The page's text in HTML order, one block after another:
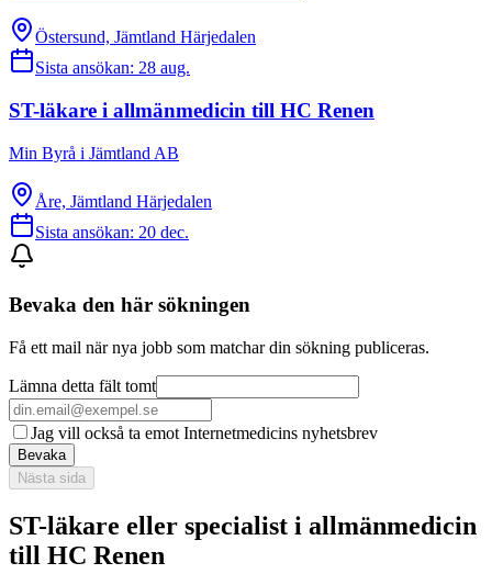
Östersund, Jämtland Härjedalen
Sista ansökan: 28 aug.
ST-läkare i allmänmedicin till HC Renen
Min Byrå i Jämtland AB
Åre, Jämtland Härjedalen
Sista ansökan: 20 dec.
Bevaka den här sökningen
Få ett mail när nya jobb som matchar din sökning publiceras.
Lämna detta fält tomt
Jag vill också ta emot Internetmedicins nyhetsbrev
Bevaka
Nästa sida
ST-läkare eller specialist i allmänmedicin
till HC Renen